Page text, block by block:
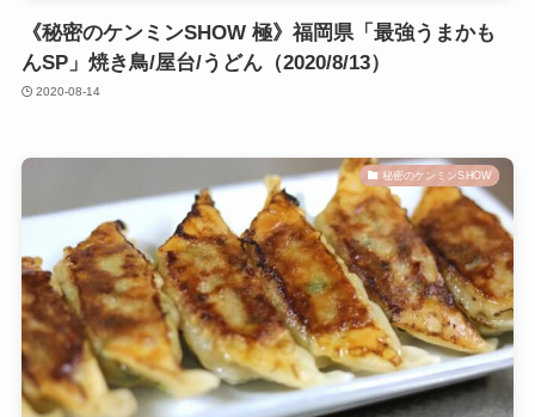
《秘密のケンミンSHOW 極》福岡県「最強うまかも
んSP」焼き鳥/屋台/うどん（2020/8/13）
2020-08-14
秘密のケンミンSHOW